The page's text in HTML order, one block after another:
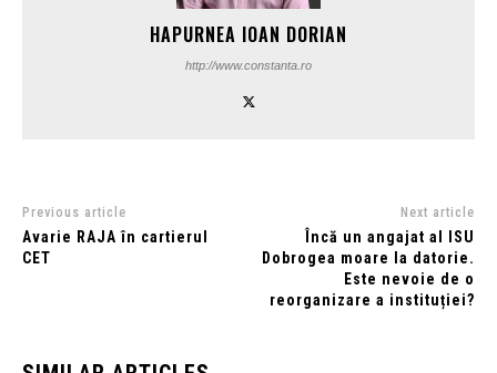
HAPURNEA IOAN DORIAN
http://www.constanta.ro
Previous article
Avarie RAJA în cartierul
CET
Next article
Încă un angajat al ISU
Dobrogea moare la datorie.
Este nevoie de o
reorganizare a instituției?